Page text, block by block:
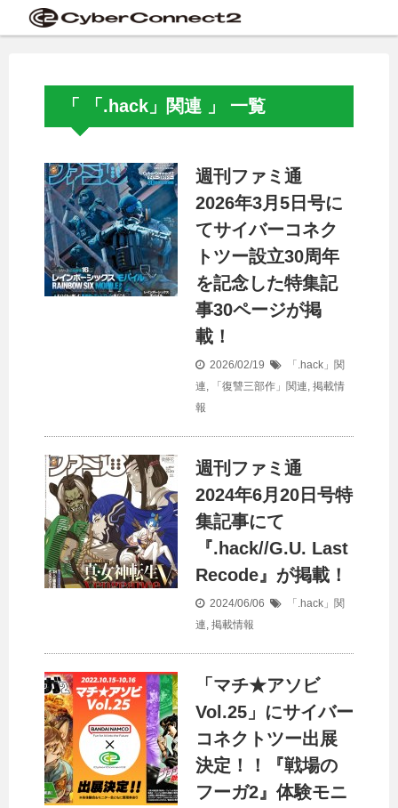
「 「.hack」関連 」 一覧
週刊ファミ通
2026年3月5日号に
てサイバーコネク
トツー設立30周年
を記念した特集記
事30ページが掲
載！
2026/02/19
「.hack」関
連, 「復讐三部作」関連, 掲載情
報
週刊ファミ通
2024年6月20日号特
集記事にて
『.hack//G.U. Last
Recode』が掲載！
2024/06/06
「.hack」関
連, 掲載情報
「マチ★アソビ
Vol.25」にサイバー
コネクトツー出展
決定！！『戦場の
フーガ2』体験モニ